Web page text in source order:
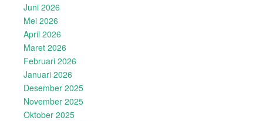
Juni 2026
Mei 2026
April 2026
Maret 2026
Februari 2026
Januari 2026
Desember 2025
November 2025
Oktober 2025